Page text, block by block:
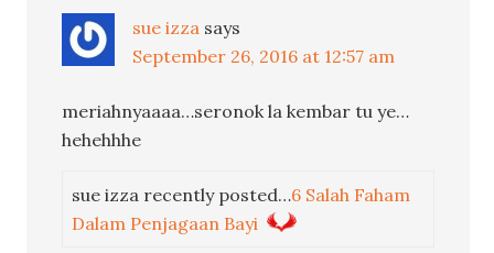
sue izza says
September 26, 2016 at 12:57 am
meriahnyaaaa…seronok la kembar tu ye…
hehehhhe
sue izza recently posted…6 Salah Faham
Dalam Penjagaan Bayi